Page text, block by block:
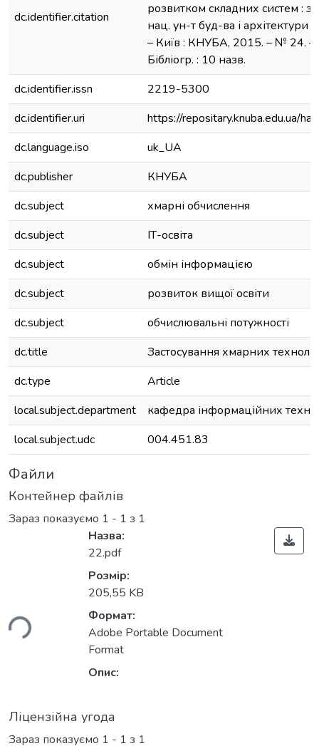
dc.identifier.citation
розвитком складних систем :
нац. ун-т буд-ва і архітектури
– Київ : КНУБА, 2015. – № 24.
Бібліогр. : 10 назв.
dc.identifier.issn
2219-5300
dc.identifier.uri
https://repositary.knuba.edu.ua/
dc.language.iso
uk_UA
dc.publisher
КНУБА
dc.subject
хмарні обчислення
dc.subject
ІТ-освіта
dc.subject
обмін інформацією
dc.subject
розвиток вищої освіти
dc.subject
обчислювальні потужності
dc.title
Застосування хмарних
dc.type
Article
local.subject.department
кафедра інформаційних
local.subject.udc
004.451.83
Файли
Контейнер файлів
Зараз показуємо 1 - 1 з 1
Назва:
22.pdf
Розмір:
205,55 KB
Формат:
Adobe Portable Document
Format
Опис:
Ліцензійна угода
Зараз показуємо 1 - 1 з 1